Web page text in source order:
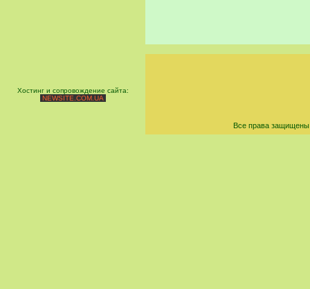
Хостинг и сопровождение сайта:
NEWSITE.COM.UA
Все права